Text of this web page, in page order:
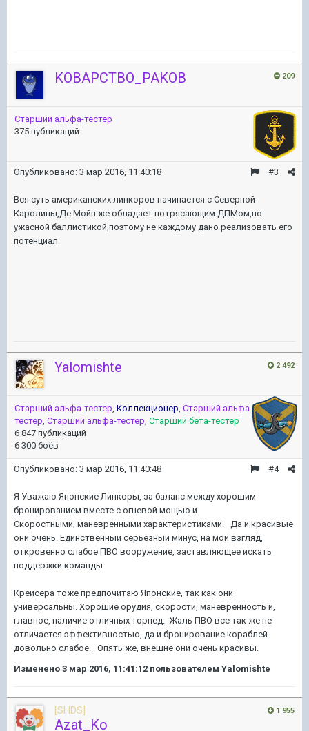
209
KOBAPCTBO_PAKOB
Старший альфа-тестер
375 публикаций
#3
Опубликовано: 3 мар 2016, 11:40:18
Вся суть американских линкоров начинается с Северной
Каролины,Де Мойн же обладает потрясающим ДПМом,но
ужасной баллистикой,поэтому не каждому дано реализовать его
потенциал
2 492
Yalomishte
Старший альфа-тестер Коллекционер Старший альфа-
тестер Старший альфа-тестер Старший бета-тестер
6 847 публикаций
6 300 боёв
#4
Опубликовано: 3 мар 2016, 11:40:48
Я Уважаю Японские Линкоры, за баланс между хорошим
бронированием вместе с огневой мощью и
Скоростными, маневренными характеристиками. Да и красивые
они очень. Единственный серьезный минус, на мой взгляд,
откровенно слабое ПВО вооружение, заставляющее искать
поддержки команды.
Крейсера тоже предпочитаю Японские, так как они
универсальны. Хорошие орудия, скорости, маневренность и,
главное, наличие отличных торпед. Жаль ПВО все так же не
отличается эффективностью, да и бронирование кораблей
довольно слабое. Опять же, внешне они очень красивы.
Изменено 3 мар 2016, 11:41:12 пользователем Yalomishte
1 955
[SHDS]
Azat_Ko